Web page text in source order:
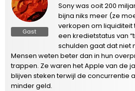
Gast
Sony was ooit 200
bijna niks meer (ze
verkopen om
een kredietstatus van
schulden gaat dat niet
Mensen weten beter dan in hun
trappen. Ze waren het Apple van de
blijven steken terwijl de concurrentie
minder geld.